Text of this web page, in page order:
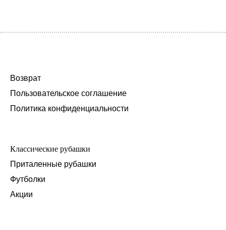
Возврат
Пользовательское соглашение
Политика конфиденциальности
Классические рубашки
Приталенные рубашки
Футболки
Акции